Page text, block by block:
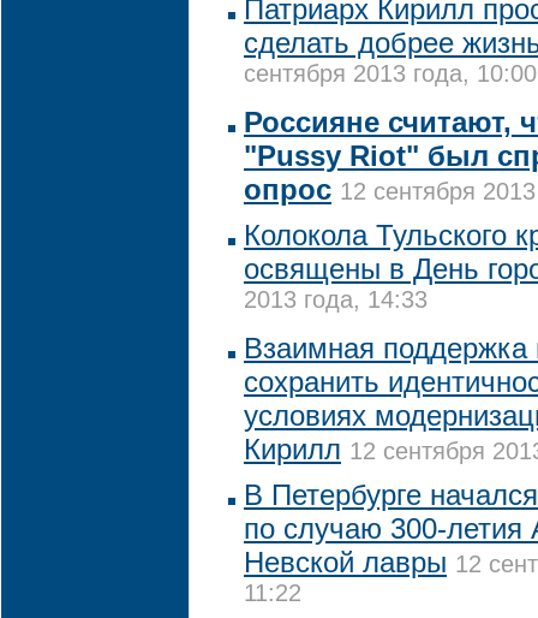
Патриарх Кирилл
сделать добрее
сентября 2013 года, 10:00
Россияне считают,
"Pussy Riot" был
опрос 12 сентября
Колокола Тульского
освящены в День
2013 года, 14:33
Взаимная поддержка
сохранить
условиях
Кирилл 12 сентября
В Петербурге
по случаю 300-летия
Невской лавры 12
11:22